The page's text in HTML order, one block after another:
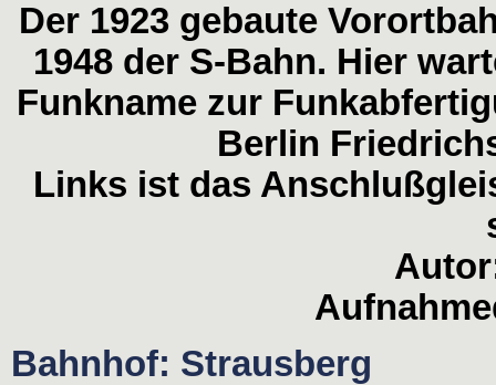
Der 1923 gebaute
1948 der S-Bahn. Hier
Funkname zur
Berlin
Links ist das
Bahnhof: Strausberg